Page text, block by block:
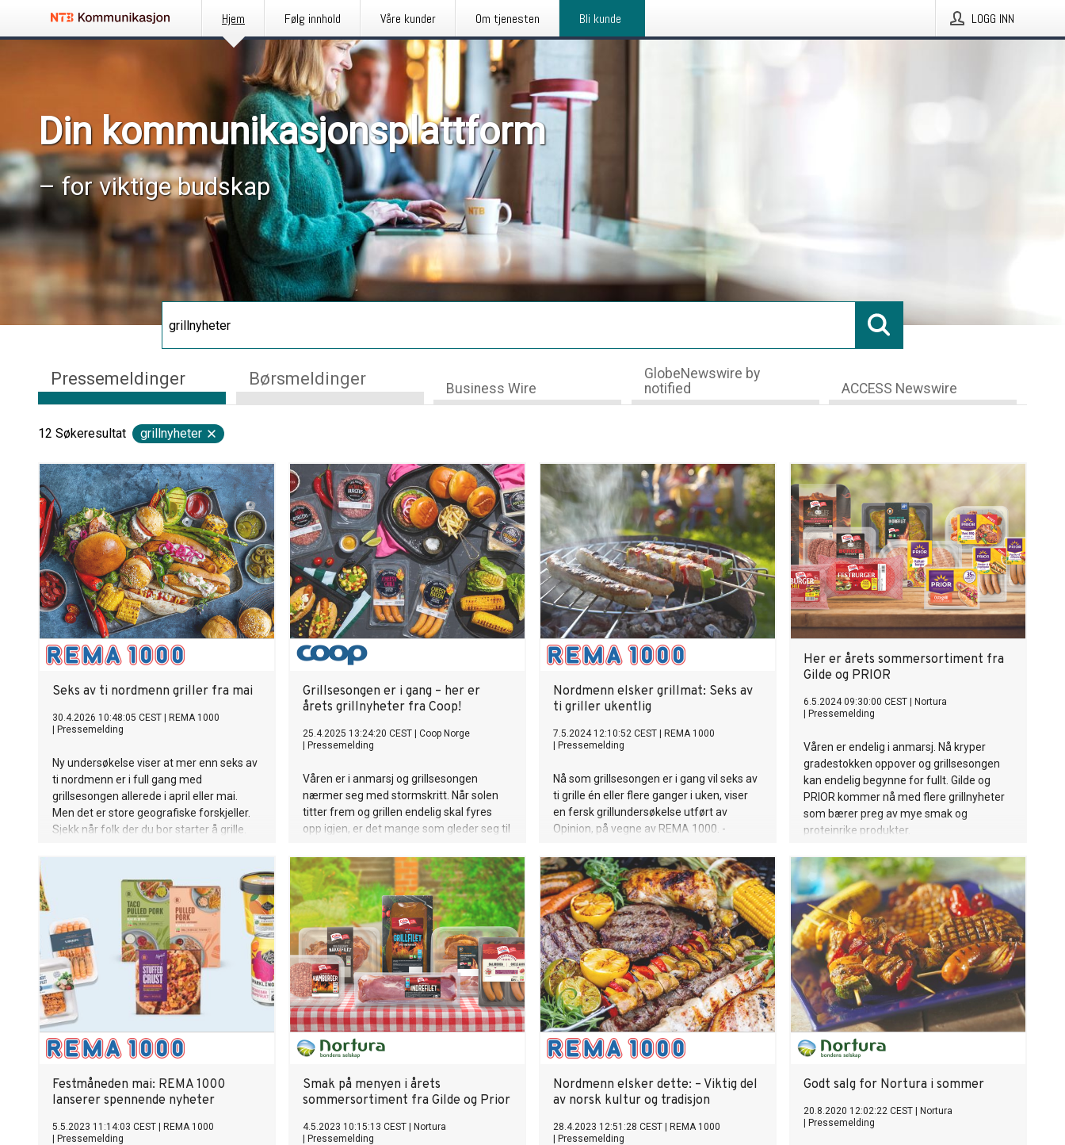
Hjem Følg innhold Våre kunder Om tjenesten Bli kunde LOGG INN
Din kommunikasjonsplattform
– for viktige budskap
Pressemeldinger Børsmeldinger Business Wire
GlobeNewswire by
notified
ACCESS Newswire
12 Søkeresultat grillnyheter
Seks av ti nordmenn griller fra mai
30.4.2026 10:48:05 CEST
REMA 1000
Pressemelding
Ny undersøkelse viser at mer enn seks av
ti nordmenn er i full gang med
grillsesongen allerede i april eller mai.
Men det er store geografiske forskjeller.
Sjekk når folk der du bor starter å grille.
Grillsesongen er i gang – her er
årets grillnyheter fra Coop!
25.4.2025 13:24:20 CEST
Coop Norge
Pressemelding
Våren er i anmarsj og grillsesongen
nærmer seg med stormskritt. Når solen
titter frem og grillen endelig skal fyres
opp igjen, er det mange som gleder seg til
allerede prisbelønte grillsortiment med en
rekke spennende nyheter, utviklet med
tanke på norske grillvaner og kundenes
smakspreferanser.
Nordmenn elsker grillmat: Seks av
ti griller ukentlig
7.5.2024 12:10:52 CEST
REMA 1000
Pressemelding
Nå som grillsesongen er i gang vil seks av
ti grille én eller flere ganger i uken, viser
en fersk grillundersøkelse utført av
Opinion, på vegne av REMA 1000. -
på vårt aller beste gjennom hele
grillsesongen, sier Pia Mellbye, Salgs- og
Markedsdirektør i REMA 1000, som
allerede opplever en knallbra start på
grillsesongen.
Her er årets sommersortiment fra
Gilde og PRIOR
6.5.2024 09:30:00 CEST
Nortura
Pressemelding
Våren er endelig i anmarsj. Nå kryper
gradestokken oppover og grillsesongen
kan endelig begynne for fullt. Gilde og
PRIOR kommer nå med flere grillnyheter
som bærer preg av mye smak og
proteinrike produkter.
Festmåneden mai: REMA 1000
lanserer spennende nyheter
5.5.2023 11:14:03 CEST
REMA 1000
Pressemelding
Smak på menyen i årets
sommersortiment fra Gilde og Prior
4.5.2023 10:15:13 CEST
Nortura
Pressemelding
Nordmenn elsker dette: – Viktig del
av norsk kultur og tradisjon
28.4.2023 12:51:28 CEST
REMA 1000
Pressemelding
Godt salg for Nortura i sommer
20.8.2020 12:02:22 CEST
Nortura
Pressemelding